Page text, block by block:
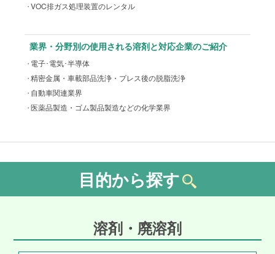
VOC排ガス処理装置のレンタル
業界・分野別の使用される溶剤と対応企業のご紹介
電子･電気･半導体
精密金属・車載部品洗浄・プレス後の脱脂洗浄
自動車関連業界
医薬品製造・ゴム製品製造などの化学業界
目的から探す
溶剤・廃溶剤